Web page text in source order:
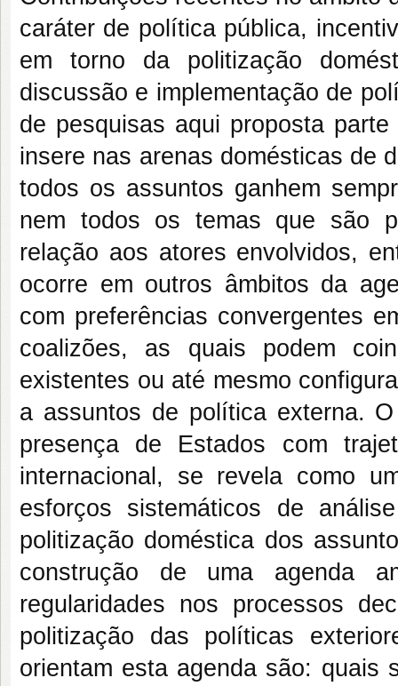
caráter de política pública,
em torno da politização
discussão e implementação de
de pesquisas aqui proposta
insere nas arenas domésticas de
todos os assuntos ganhem
nem todos os temas que são
relação aos atores envolvidos,
ocorre em outros âmbitos da
com preferências convergentes
coalizões, as quais podem
existentes ou até mesmo
a assuntos de política externa.
presença de Estados com
internacional, se revela como
esforços sistemáticos de
politização doméstica dos
construção de uma agenda
regularidades nos processos
politização das políticas
orientam esta agenda são: quais